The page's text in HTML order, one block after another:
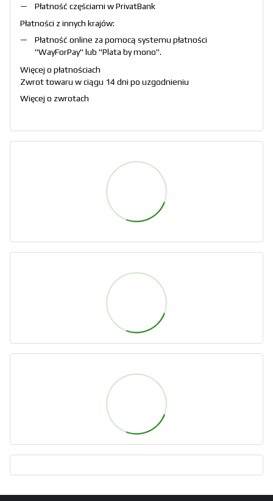
Płatność częściami w PrivatBank
Płatności z innych krajów:
Płatność online za pomocą systemu płatności
"WayForPay" lub "Plata by mono".
Więcej o płatnościach
Zwrot towaru w ciągu 14 dni po uzgodnieniu
Więcej o zwrotach